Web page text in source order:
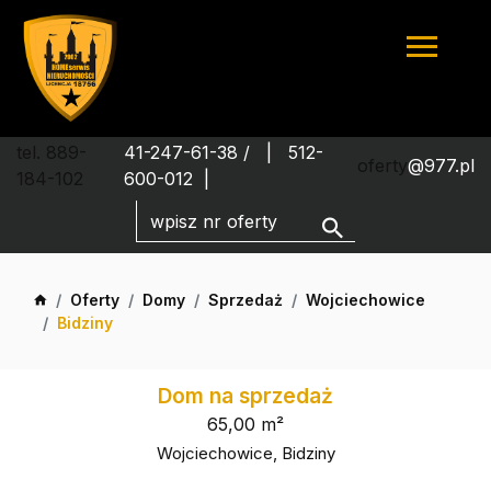
tel. 889-
184-102
41-247-61-38 /
512-
600-012
oferty@977.pl
Oferty Domy Sprzedaż
Wojciechowice
Bidziny
Dom na sprzedaż
65,00 m²
Wojciechowice, Bidziny